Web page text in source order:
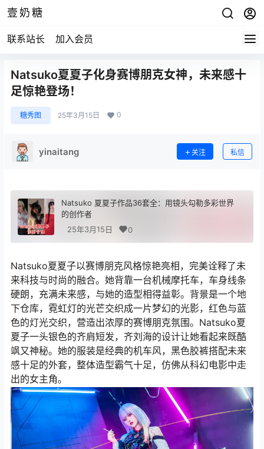
壹奶糖
联系站长 加入会员
Natsuko夏夏子化身赛博朋克女神，未来感十
足惊艳登场！
糖秀图 25年3月15日 0
yinaitang 关注 私信
Natsuko 夏夏子作品36套全：用镜头勾勒多彩世界
的创作者
25年3月15日
0
Natsuko夏夏子以赛博朋克风格惊艳亮相，完美诠释了未
来科技与时尚的融合。她背靠一台机械摩托车，车身线条
硬朗，充满未来感，与她的造型相得益彰。背景是一个地
下仓库，霓虹灯的光芒交织成一片梦幻的光影，红色与蓝
色的灯光交织，营造出浓厚的赛博朋克氛围。Natsuko夏
夏子一头银色的齐肩短发，齐刘海的设计让她看起来既酷
飒又神秘。她的服装是经典的机车风，黑色胶裤搭配未来
感十足的外套，整体造型霸气十足，仿佛从科幻电影中走
出的女主角。